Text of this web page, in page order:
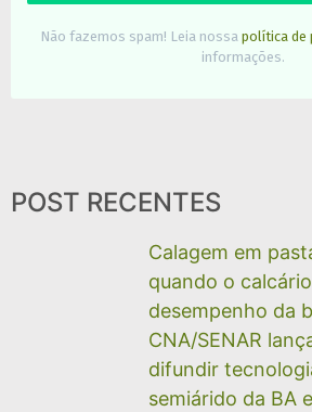
Não fazemos spam! Leia nossa política de
informações.
POST RECENTES
Calagem em
quando o
desempenho da
CNA/SENAR
difundir
semiárido da BA